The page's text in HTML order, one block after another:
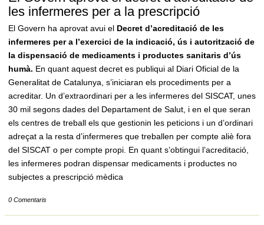
les infermeres per a la prescripció
El Govern ha aprovat avui el Decret d’acreditació de les
infermeres per a l’exercici de la indicació, ús i autorització de
la dispensació de medicaments i productes sanitaris d’ús
humà. En quant aquest decret es publiqui al Diari Oficial de la
Generalitat de Catalunya, s’iniciaran els procediments per a
acreditar. Un d’extraordinari per a les infermeres del SISCAT, unes
30 mil segons dades del Departament de Salut, i en el que seran
els centres de treball els que gestionin les peticions i un d’ordinari
adreçat a la resta d’infermeres que treballen per compte aliè fora
del SISCAT o per compte propi. En quant s’obtingui l’acreditació,
les infermeres podran dispensar medicaments i productes no
subjectes a prescripció mèdica
0 Comentaris